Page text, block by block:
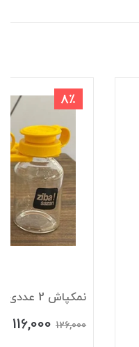
8٪
نمکپاش 2 عددی آشا زیباسازان
126,000
116,000